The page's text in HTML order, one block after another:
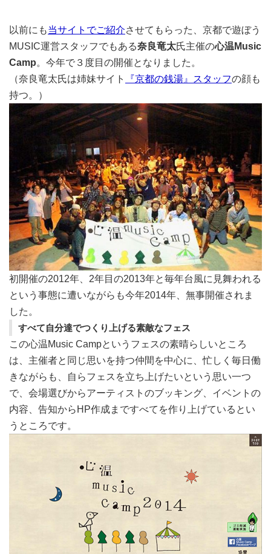
以前にも当サイトでご紹介させてもらった、京都で遊ぼう
MUSIC運営スタッフでもある奈良竜太氏主催の心温Music
Camp。今年で３度目の開催となりました。
（奈良竜太氏は姉妹サイト
『京都の銭湯』スタッフの顔も
持つ。）
初開催の2012年、2年目の2013年と毎年台風に見舞われる
という事態に遭いながらも今年2014年、無事開催されま
した。
すべて自分達でつくり上げる素敵なフェス
この心温Music Campというフェスの素晴らしいところ
は、主催者と同じ思いを持つ仲間を中心に、忙しく毎日働
きながらも、自らフェスを立ち上げたいという思い一つ
で、会場選びからアーティストのブッキング、イベントの
内容、告知からHP作成まですべてを作り上げているとい
うところです。